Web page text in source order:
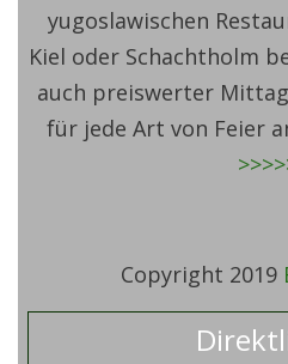
yugoslawischen
Kiel oder Schachtholm
auch preiswerter
für jede Art von Feier
Copyright 2019